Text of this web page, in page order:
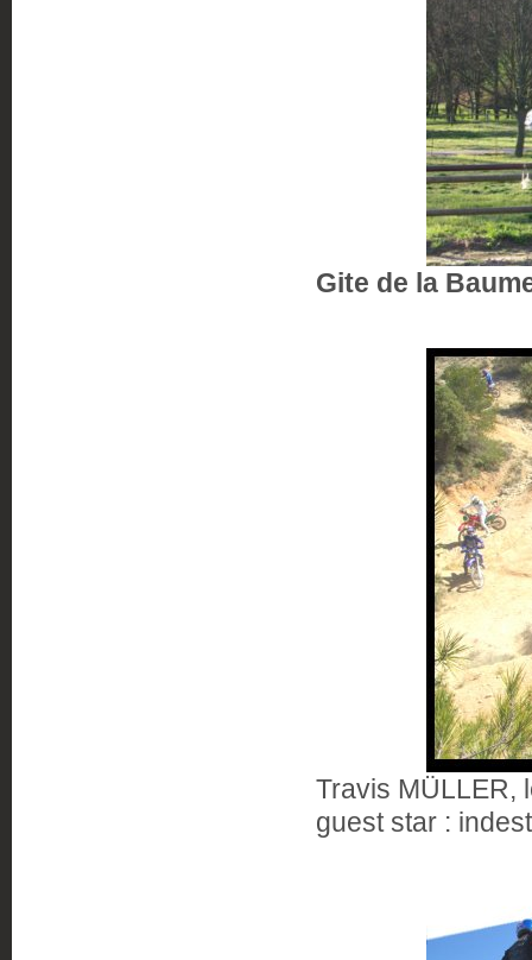
Gite de la
Travis MÜLLER,
guest star :